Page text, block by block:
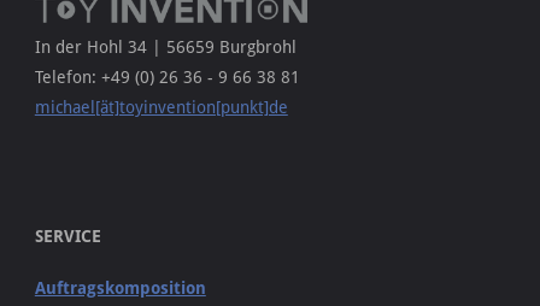
In der Hohl 34 | 56659 Burgbrohl
Telefon: +49 (0) 26 36 - 9 66 38 81
michael[ät]toyinvention[punkt]de
SERVICE
Auftragskomposition